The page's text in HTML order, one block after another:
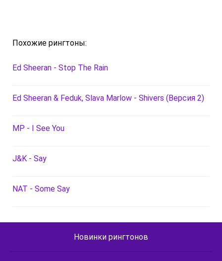
Похожие рингтоны:
Ed Sheeran - Stop The Rain
Ed Sheeran & Feduk, Slava Marlow - Shivers (Версия 2)
MP - I See You
J&K - Say
NAT - Some Say
Новинки рингтонов